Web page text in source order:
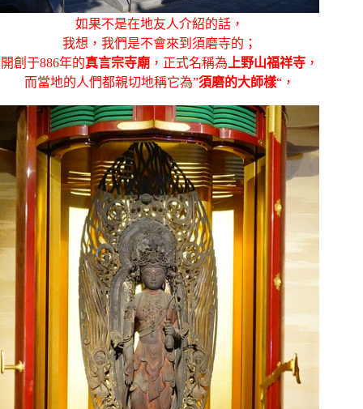
如果不是在地友人介紹的話，
我想，我們是不會來到須磨寺的；
開創于886年的真言宗寺廟 ，正式名稱為 上野山福祥寺 ，
而當地的人們都親切地稱它為”須磨的大師樣“，